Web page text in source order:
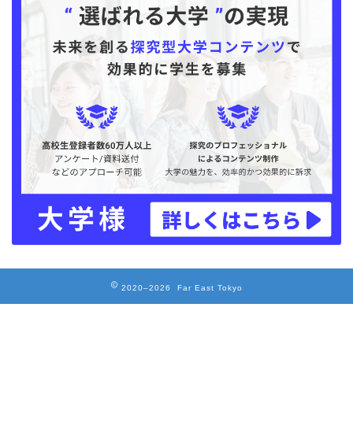
2020–2026 Far East Tokyo